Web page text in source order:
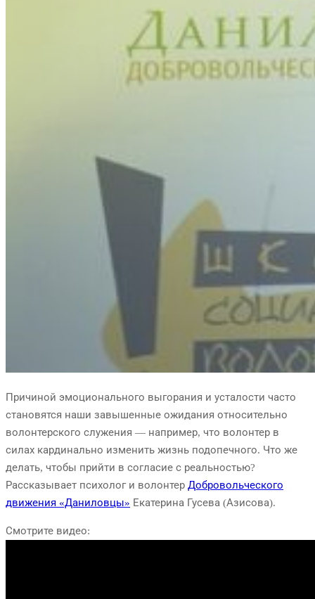
Причиной эмоционального выгорания и усталости часто
становятся наши завышенные ожидания относительно
волонтерского служения — например, что волонтер в
силах кардинально изменить жизнь подопечного. Что же
делать, чтобы прийти в согласие с реальностью?
Рассказывает психолог и волонтер Добровольческого
движения «Даниловцы» Екатерина Гусева (Азисова).
Смотрите видео: